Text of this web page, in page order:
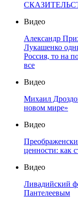
Видео
Александр
Лукашенко
Россия, то на
все
Видео
Михаил
новом мире»
Видео
ценности: как
Видео
Ливадийский
Пантелеевым